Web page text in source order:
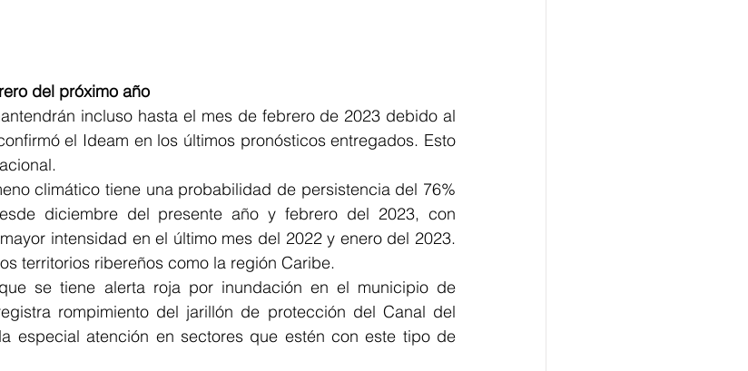
del próximo año
incluso hasta el mes de febrero de 2023 debido al
el Ideam en los últimos pronósticos entregados. Esto
climático tiene una probabilidad de persistencia del 76%
diciembre del presente año y febrero del 2023, con
intensidad en el último mes del 2022 y enero del 2023.
territorios ribereños como la región Caribe.
se tiene alerta roja por inundación en el municipio de
rompimiento del jarillón de protección del Canal del
especial atención en sectores que estén con este tipo de